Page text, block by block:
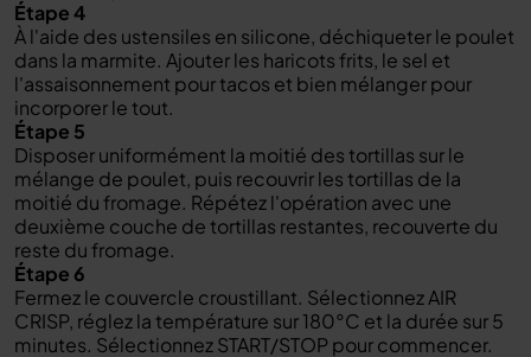
Étape 4
À l'aide des ustensiles en silicone, déchiqueter le poulet
dans la marmite. Ajouter les haricots frits, le sel et
l'assaisonnement pour tacos et bien mélanger pour
incorporer le tout.
Étape 5
Disposer uniformément la moitié des tortillas sur le
mélange de poulet, puis recouvrir les tortillas de la
moitié du fromage. Répétez l'opération avec une
deuxième couche de tortillas restantes, recouverte du
reste du fromage.
Étape 6
Fermez le couvercle croustillant. Sélectionnez AIR
CRISP, réglez la température sur 180°C et la durée sur 5
minutes. Sélectionnez START/STOP pour commencer.